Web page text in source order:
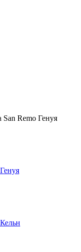
San Remo Генуя